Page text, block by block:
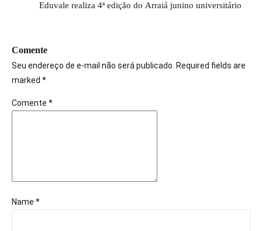
Eduvale realiza 4ª edição do Arraiá junino universitário
Comente
Seu endereço de e-mail não será publicado. Required fields are
marked *
Comente *
Name *